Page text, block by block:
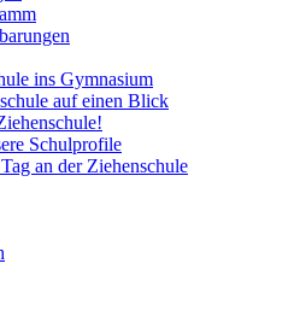
ins Gymnasium
auf einen Blick
Schulprofile
an der Ziehenschule